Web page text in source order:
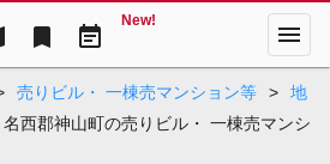
bookmark event_note
New! menu
売りビル・ 一棟売マンション等 >
地
名西郡神山町の売りビル・ 一棟売マンシ